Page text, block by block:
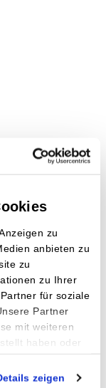
zu
anbieten zu
zu
zu Ihrer
für soziale
Partner
mit weiteren
haben oder
gesammelt
zeigen